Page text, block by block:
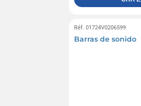
Réf. 01724V0206599
Barras de sonido